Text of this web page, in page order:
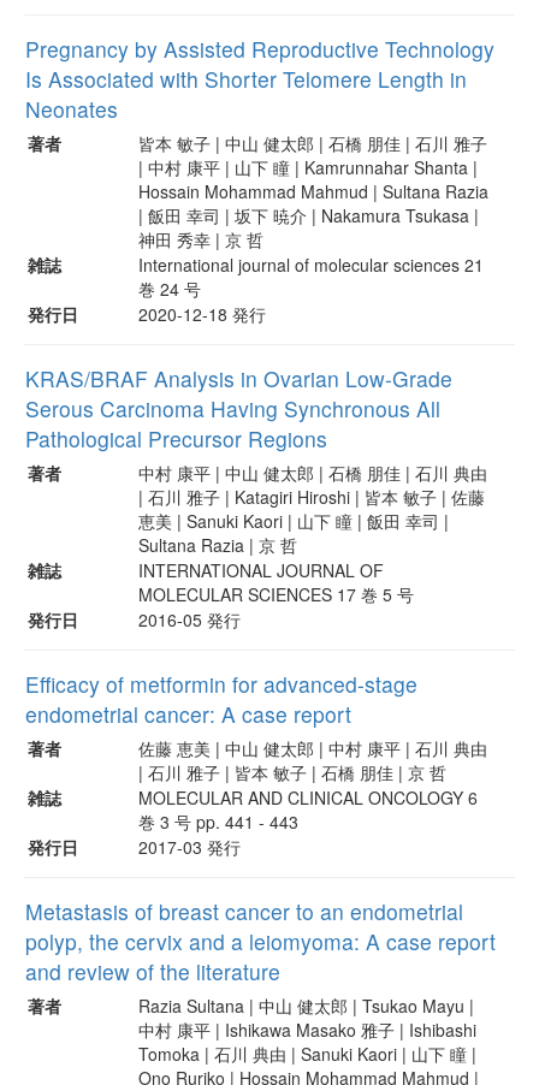
Pregnancy by Assisted Reproductive Technology
Is Associated with Shorter Telomere Length in
Neonates
著者
皆本 敏子 | 中山 健太郎 | 石橋 朋佳 | 石川 雅子
| 中村 康平 | 山下 瞳 | Kamrunnahar Shanta |
Hossain Mohammad Mahmud | Sultana Razia
| 飯田 幸司 | 坂下 暁介 | Nakamura Tsukasa |
神田 秀幸 | 京 哲
雑誌
International journal of molecular sciences 21
巻 24 号
発行日
2020-12-18 発行
KRAS/BRAF Analysis in Ovarian Low-Grade
Serous Carcinoma Having Synchronous All
Pathological Precursor Regions
著者
中村 康平 | 中山 健太郎 | 石橋 朋佳 | 石川 典由
| 石川 雅子 | Katagiri Hiroshi | 皆本 敏子 | 佐藤
恵美 | Sanuki Kaori | 山下 瞳 | 飯田 幸司 |
Sultana Razia | 京 哲
雑誌
INTERNATIONAL JOURNAL OF
MOLECULAR SCIENCES 17 巻 5 号
発行日
2016-05 発行
Efficacy of metformin for advanced-stage
endometrial cancer: A case report
著者
佐藤 恵美 | 中山 健太郎 | 中村 康平 | 石川 典由
| 石川 雅子 | 皆本 敏子 | 石橋 朋佳 | 京 哲
雑誌
MOLECULAR AND CLINICAL ONCOLOGY 6
巻 3 号 pp. 441 - 443
発行日
2017-03 発行
Metastasis of breast cancer to an endometrial
polyp, the cervix and a leiomyoma: A case report
and review of the literature
著者
Razia Sultana | 中山 健太郎 | Tsukao Mayu |
中村 康平 | Ishikawa Masako 雅子 | Ishibashi
Tomoka | 石川 典由 | Sanuki Kaori | 山下 瞳 |
Ono Ruriko | Hossain Mohammad Mahmud |